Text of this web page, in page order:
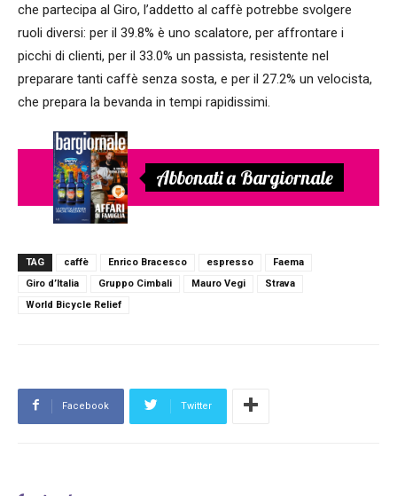
che partecipa al Giro, l’addetto al caffè potrebbe svolgere
ruoli diversi: per il 39.8% è uno scalatore, per affrontare i
picchi di clienti, per il 33.0% un passista, resistente nel
preparare tanti caffè senza sosta, e per il 27.2% un velocista,
che prepara la bevanda in tempi rapidissimi.
Abbonati a Bargiornale
TAG caffè Enrico Bracesco espresso
Faema
Giro d’Italia
Gruppo Cimbali Mauro Vegi
Strava
World Bicycle Relief
Facebook Twitter